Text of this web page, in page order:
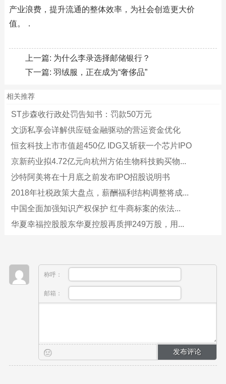
产业浪费，提升流通的整体效率，为社会创造更大价
值。．
上一篇: 为什么李录选择邮储银行？
下一篇: 羽绒服，正在成为“奢侈品”
相关推荐
ST步森收行政处罚告知书：罚款50万元
文沥私享会详解供应链金融驱动的营运资金优化
恒玄科技上市市值超450亿 IDG又斩获一个芯片IPO
京新药业拟4.72亿元向杭州方佑生物科技购买物...
沙特阿美将在十月底之前发布IPO招股说明书
2018年社税政策大盘点，薪酬福利结构调整将成...
中国全面加强知识产权保护 红牛商标案的依法...
华夏幸福控股股东华夏控股再质押249万股，用...
称呼：
邮箱：